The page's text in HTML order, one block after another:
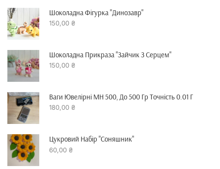
Шоколадна Фігурка "динозавр"
150,00 ₴
Шоколадна Прикраза "зайчик З Серцем"
150,00 ₴
Ваги Ювелірні MH 500, До 500 Гр Точність 0.01 Г
180,00 ₴
Цукровий Набір "Соняшник"
60,00 ₴